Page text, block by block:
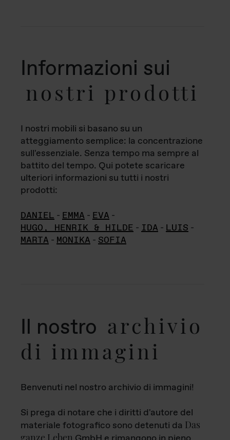
Informazioni sui
nostri prodotti
I nostri mobili si basano su un
atteggiamento semplice: la concentrazione
sull'essenziale. Senza tempo ma sempre al
battito del tempo. Qui potete scaricare
ulteriori informazioni su tutti i nostri
prodotti:
DANIEL - EMMA - EVA -
HUGO, HENRIK & HILDE - IDA - LUIS -
MARTA - MONIKA - SOFIA
Il nostro archivio
di immagini
Benvenuti nel nostro archivio di immagini!
Si prega di notare che i diritti d'autore del
materiale fotografico sono detenuti da Das
ganze Leben